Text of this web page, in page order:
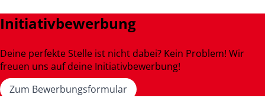
Initiativbewerbung
Deine perfekte Stelle ist nicht dabei? Kein Problem! Wir
freuen uns auf deine Initiativbewerbung!
Zum Bewerbungsformular